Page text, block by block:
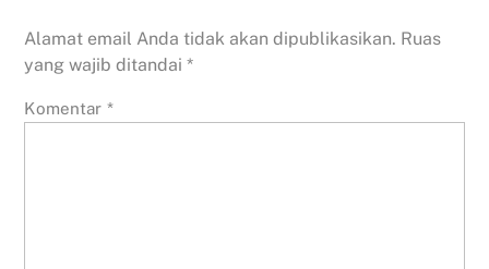
Alamat email Anda tidak akan dipublikasikan. Ruas
yang wajib ditandai*
Komentar *